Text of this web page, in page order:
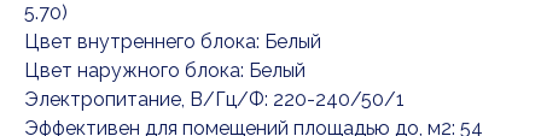
5.70)
Цвет внутреннего блока: Белый
Цвет наружного блока: Белый
Электропитание, В/Гц/Ф: 220-240/50/1
Эффективен для помещений площадью до, м2: 54